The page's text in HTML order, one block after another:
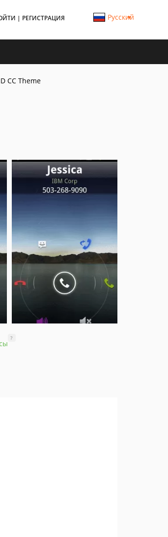
| РЕГИСТРАЦИЯ Русский
CC Theme
?